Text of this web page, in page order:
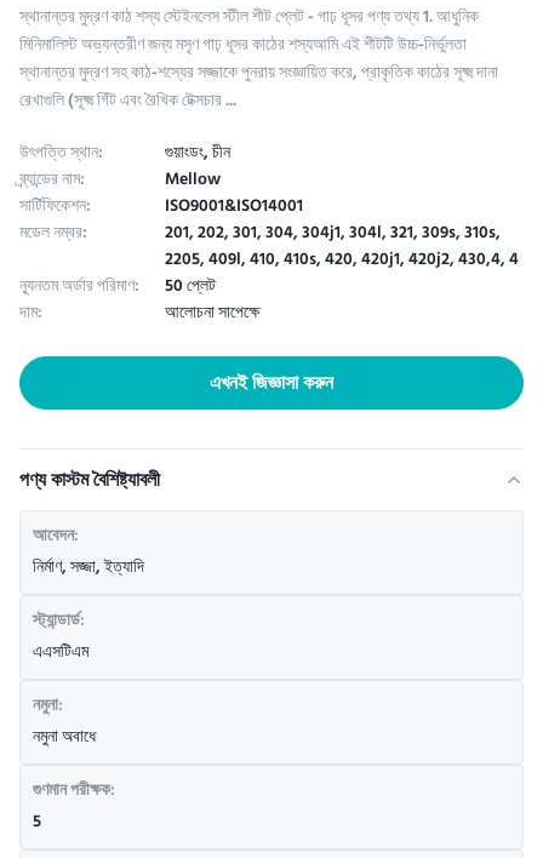
স্থানান্তর মুদ্রণ কাঠ শস্য স্টেইনলেস স্টীল শীট প্লেট - গাঢ় ধূসর পণ্য তথ্য 1. আধুনিক
মিনিমালিস্ট অভ্যন্তরীণ জন্য মসৃণ গাঢ় ধূসর কাঠের শস্যআমি এই শীটটি উচ্চ-নির্ভুলতা
স্থানান্তর মুদ্রণ সহ কাঠ-শস্যের সজ্জাকে পুনরায় সংজ্ঞায়িত করে, প্রাকৃতিক কাঠের সূক্ষ্ম দানা
রেখাগুলি (সূক্ষ্ম গিঁট এবং রৈখিক টেক্সচার ...
উৎপত্তি স্থান:
গুয়াংডং, চীন
ব্র্যান্ডের নাম: Mellow
সার্টিফিকেশন: ISO9001&ISO14001
মডেল নম্বর: 201, 202, 301, 304, 304j1, 304l, 321, 309s, 310s,
2205, 409l, 410, 410s, 420, 420j1, 420j2, 430,4, 4
ন্যূনতম অর্ডার পরিমাণ: 50 প্লেট
দাম: আলোচনা সাপেক্ষে
এখনই জিজ্ঞাসা করুন
পণ্য কাস্টম বৈশিষ্ট্যাবলী
আবেদন:
নির্মাণ, সজ্জা, ইত্যাদি
স্ট্যান্ডার্ড:
এএসটিএম
নমুনা:
নমুনা অবাধে
গুণমান পরীক্ষক:
5